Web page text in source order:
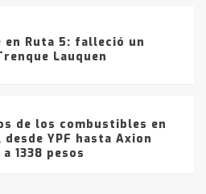
en Ruta 5: falleció un
Lauquen
de los combustibles en
desde YPF hasta Axion
1338 pesos